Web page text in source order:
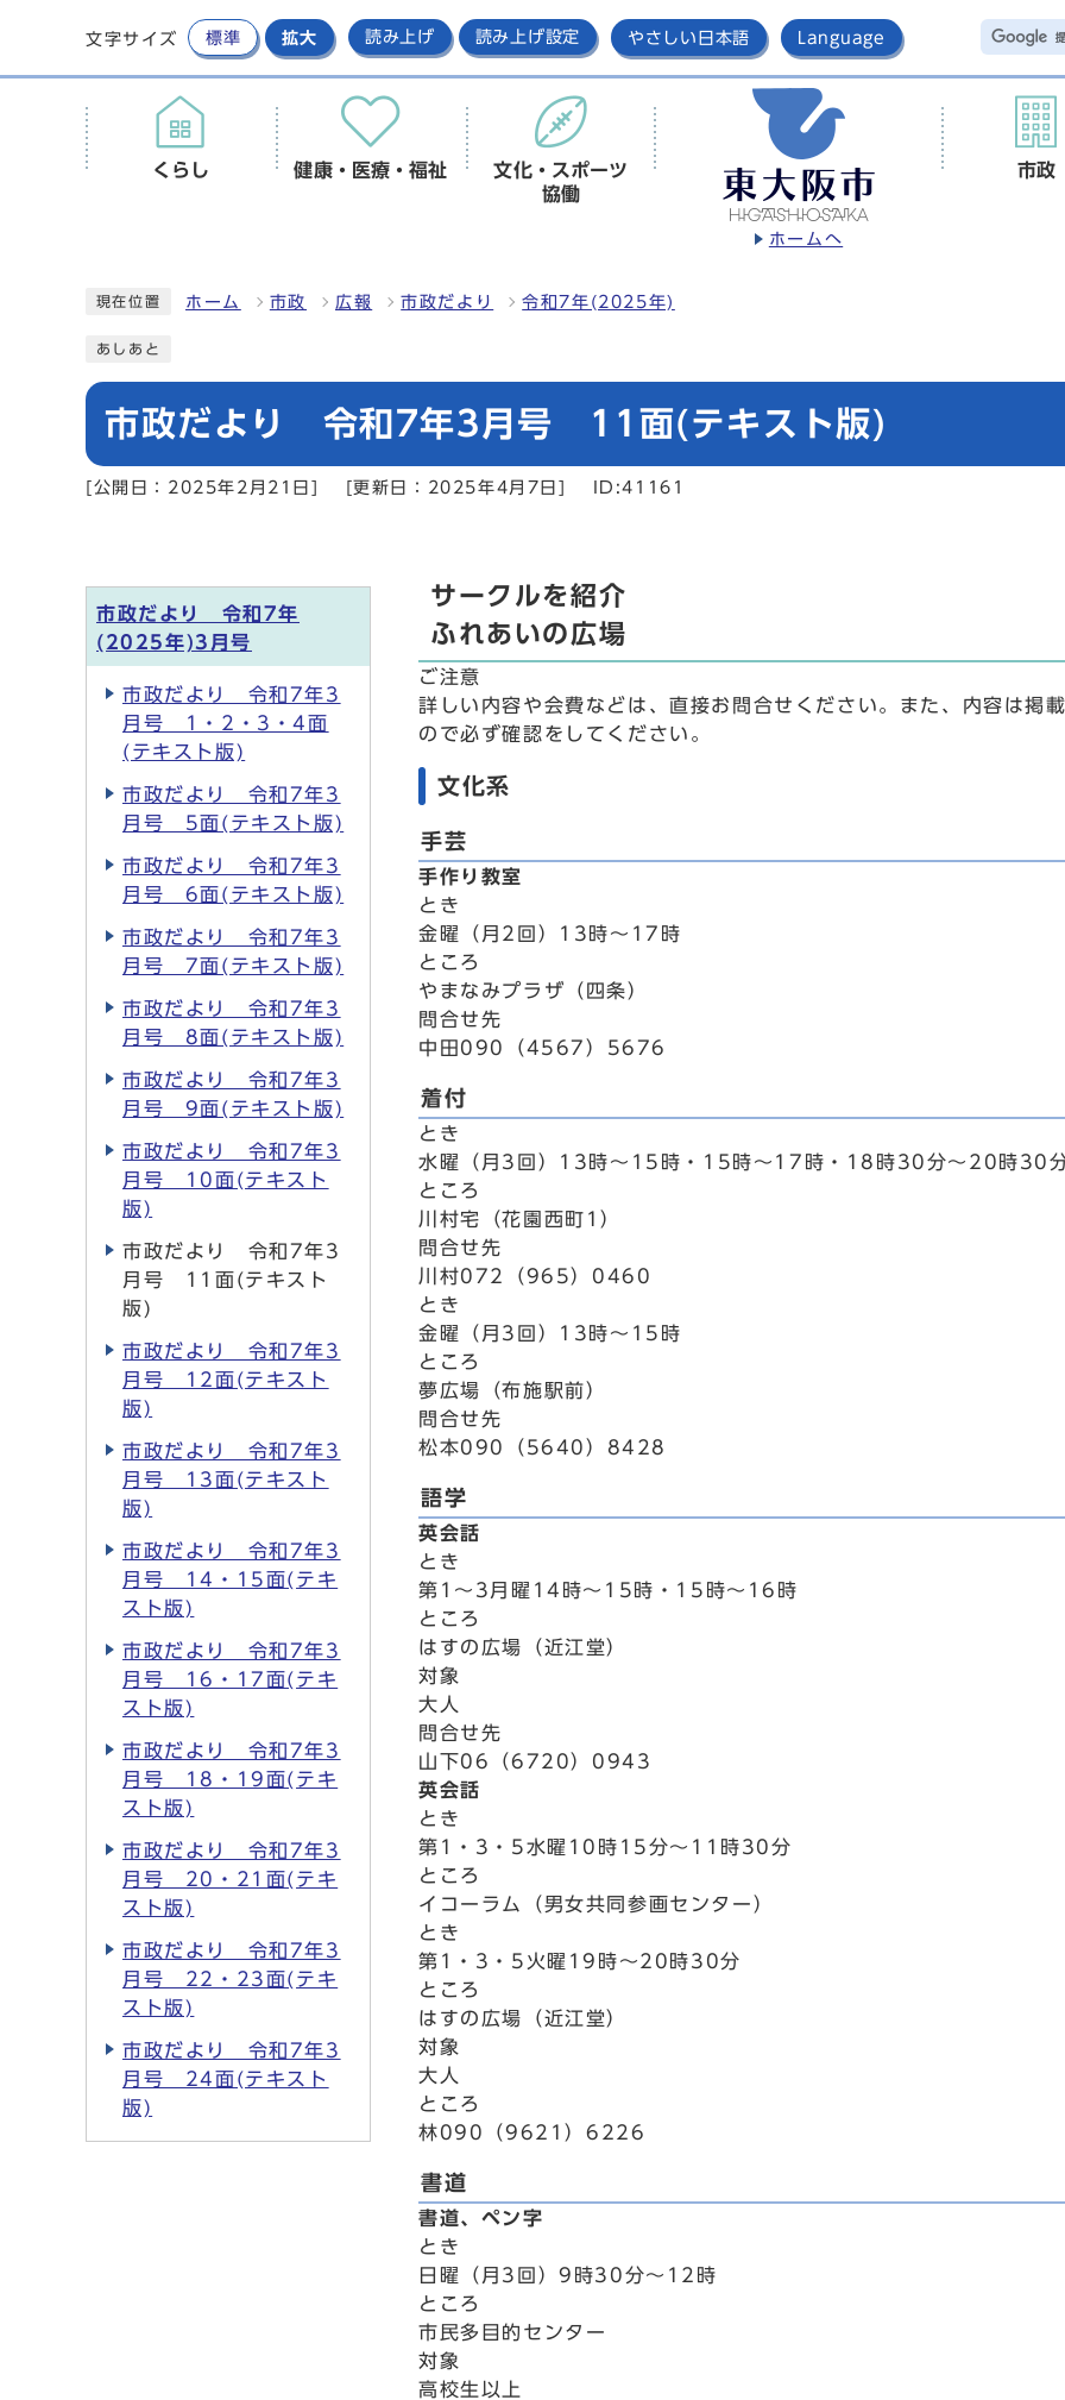
文字サイズ 標準 拡大 読み上げ 読み上げ設定 やさしい日本語 Language
ホームへ
くらし 健康・医療・福祉
文化・スポーツ
協働
市政
現在位置 ホーム 市政 広報 市政だより 令和7年(2025年)
あしあと
市政だより 令和7年3月号 11面(テキスト版)
[公開日：2025年2月21日] [更新日：2025年4月7日] ID:41161
サークルを紹介
ふれあいの広場
ご注意
詳しい内容や会費などは、直接お問合せください。また、内容は掲
ので必ず確認をしてください。
文化系
手芸
手作り教室
とき
金曜（月2回）13時～17時
ところ
やまなみプラザ（四条）
問合せ先
中田090（4567）5676
着付
とき
水曜（月3回）13時～15時・15時～17時・18時30分～20時30
ところ
川村宅（花園西町1）
問合せ先
川村072（965）0460
とき
金曜（月3回）13時～15時
ところ
夢広場（布施駅前）
問合せ先
松本090（5640）8428
語学
英会話
とき
第1～3月曜14時～15時・15時～16時
ところ
はすの広場（近江堂）
対象
大人
問合せ先
山下06（6720）0943
英会話
とき
第1・3・5水曜10時15分～11時30分
ところ
イコーラム（男女共同参画センター）
とき
第1・3・5火曜19時～20時30分
ところ
はすの広場（近江堂）
対象
大人
ところ
林090（9621）6226
書道
書道、ペン字
とき
日曜（月3回）9時30分～12時
ところ
市民多目的センター
対象
高校生以上
市政だより 令和7年
(2025年)3月号
市政だより 令和7年3
月号 1・2・3・4面
(テキスト版)
市政だより 令和7年3
月号 5面(テキスト版)
市政だより 令和7年3
月号 6面(テキスト版)
市政だより 令和7年3
月号 7面(テキスト版)
市政だより 令和7年3
月号 8面(テキスト版)
市政だより 令和7年3
月号 9面(テキスト版)
市政だより 令和7年3
月号 10面(テキスト
版)
市政だより 令和7年3
月号 11面(テキスト
版)
市政だより 令和7年3
月号 12面(テキスト
版)
市政だより 令和7年3
月号 13面(テキスト
版)
市政だより 令和7年3
月号 14・15面(テキ
スト版)
市政だより 令和7年3
月号 16・17面(テキ
スト版)
市政だより 令和7年3
月号 18・19面(テキ
スト版)
市政だより 令和7年3
月号 20・21面(テキ
スト版)
市政だより 令和7年3
月号 22・23面(テキ
スト版)
市政だより 令和7年3
月号 24面(テキスト
版)